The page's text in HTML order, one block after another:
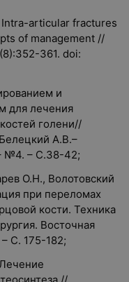
articular fractures
of management //
361. doi:
и
для лечения
голени//
А.В.–
№4. – С.38-42;
О.Н., Волотовский
при переломах
кости. Техника
Восточная
С. 175-182;